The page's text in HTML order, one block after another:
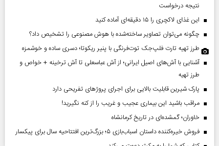
نتیجه درخواست
این غذای لاکچری را ۱۵ دقیقه‌ای آماده کنید
چگونه می‌توان تصاویر ساخته‌شده با هوش مصنوعی را تشخیص داد؟
طرز تهیه تارت فلپ‌جک توت‌فرنگی با پنیر ریکوتا؛ دسری ساده و خوشمزه
آشنایی با آش‌های اصیل ایرانی؛ از آش عباسعلی تا آش ترخینه + خواص و
طرز تهیه
پارک شیرین قابلیت‌ بالایی برای اجرای پروژهای تفریحی دارد
مراقب باشید این بیماری عجیب و غریب را از کنه نگیرید!
خاوران؛ گمشده‌ای در تاریخ کرمانشاه
فروش خیره‌کننده داستان اسباب‌بازی ۵؛ بزرگ‌ترین افتتاحیه سال برای پیکسار